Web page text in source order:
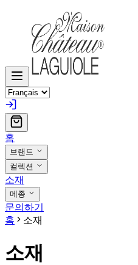
홈
브랜드
컬렉션
소재
메종
문의하기
홈
소재
소재